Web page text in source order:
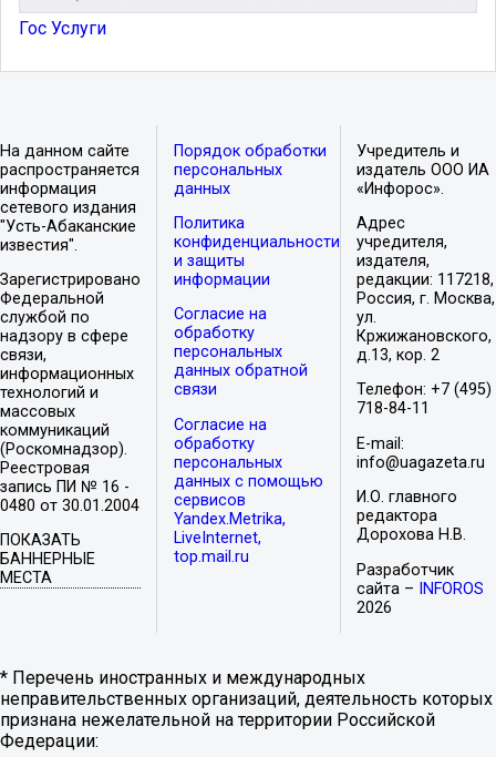
Гос Услуги
На данном сайте
распространяется
информация
сетевого издания
"Усть-Абаканские
известия".
Зарегистрировано
Федеральной
службой по
надзору в сфере
связи,
информационных
технологий и
массовых
коммуникаций
(Роскомнадзор).
Реестровая
запись ПИ № 16 -
0480 от 30.01.2004
ПОКАЗАТЬ
БАННЕРНЫЕ
МЕСТА
Порядок обработки
персональных
данных
Политика
конфиденциальности
и защиты
информации
Согласие на
обработку
персональных
данных обратной
связи
Согласие на
обработку
персональных
данных с помощью
сервисов
Yandex.Metrika,
LiveInternet,
top.mail.ru
Учредитель и
издатель ООО ИА
«Инфорос».
Адрес
учредителя,
издателя,
редакции: 117218,
Россия, г. Москва,
ул.
Кржижановского,
д.13, кор. 2
Телефон: +7 (495)
718-84-11
E-mail:
info@uagazeta.ru
И.О. главного
редактора
Дорохова Н.В.
Разработчик
сайта –
INFOROS
2026
* Перечень иностранных и международных
неправительственных организаций, деятельность которых
признана нежелательной на территории Российской
Федерации: